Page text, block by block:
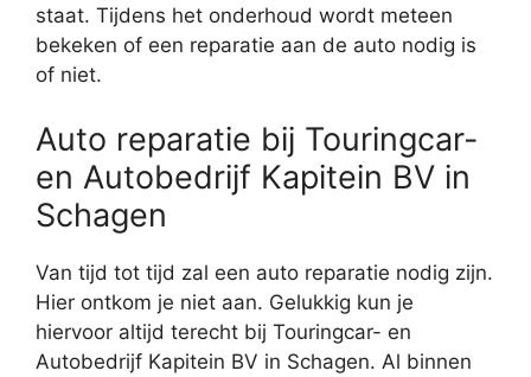
staat. Tijdens het onderhoud wordt meteen
bekeken of een reparatie aan de auto nodig is
of niet.
Auto reparatie bij Touringcar-
en Autobedrijf Kapitein BV in
Schagen
Van tijd tot tijd zal een auto reparatie nodig zijn.
Hier ontkom je niet aan. Gelukkig kun je
hiervoor altijd terecht bij Touringcar- en
Autobedrijf Kapitein BV in Schagen. Al binnen